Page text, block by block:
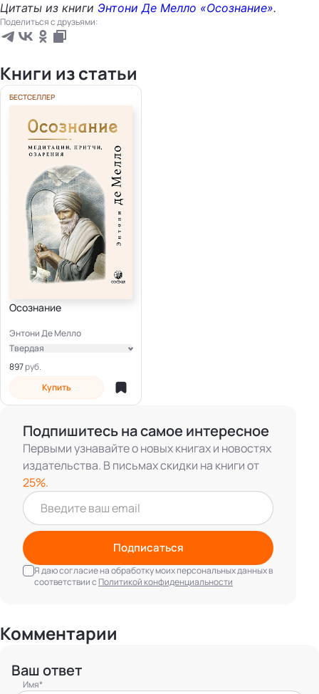
Цитаты из книги Энтони Де Мелло «Осознание».
Поделиться с друзьями:
Книги из статьи
БЕСТСЕЛЛЕР
Осознание
Энтони Де Мелло
897
Твердая
Электронная
Купить
Подпишитесь на самое интересное
Первыми узнавайте о новых книгах и новостях
издательства. В письмах скидки на книги от
25%.
Подписаться
Я даю согласие на обработку моих персональных данных в
соответствии с Политикой конфиденциальности
Комментарии
Ваш ответ
Имя*